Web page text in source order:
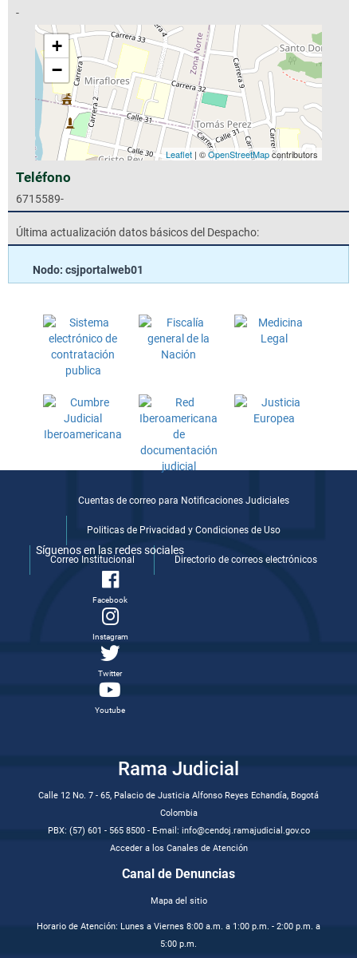
-
+
−
Leaflet| ©OpenStreetMapcontributors
Teléfono
6715589-
Última actualización datos básicos del Despacho:
Nodo: csjportalweb01
Cuentas de correo para Notificaciones Judiciales
Politicas de Privacidad y Condiciones de Uso
Correo Institucional Directorio de correos electrónicos
Síguenos en las redes sociales
Facebook
Instagram
Twitter
Youtube
Rama Judicial
Calle 12 No. 7 - 65, Palacio de Justicia Alfonso Reyes Echandía, Bogotá
Colombia
PBX: (57) 601 - 565 8500 - E-mail: info@cendoj.ramajudicial.gov.co
Acceder a los Canales de Atención
Canal de Denuncias
Mapa del sitio
Horario de Atención: Lunes a Viernes 8:00 a.m. a 1:00 p.m. - 2:00 p.m. a
5:00 p.m.